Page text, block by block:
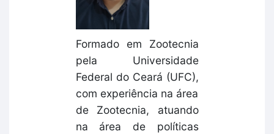
Formado em Zootecnia
pela Universidade
Federal do Ceará (UFC),
com experiência na área
de Zootecnia, atuando
na área de políticas